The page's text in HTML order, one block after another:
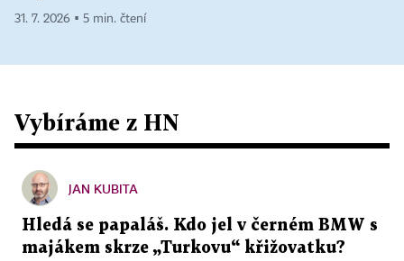
31. 7. 2026 ▪ 5 min. čtení
Vybíráme z HN
JAN KUBITA
Hledá se papaláš. Kdo jel v černém BMW s
majákem skrze „Turkovu“ křižovatku?